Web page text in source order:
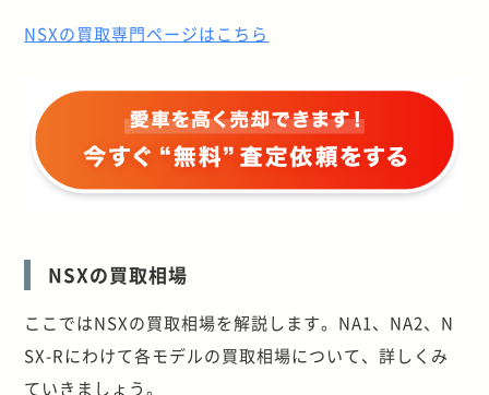
NSXの買取専門ページはこちら
NSXの買取相場
ここではNSXの買取相場を解説します。NA1、NA2、N
SX-Rにわけて各モデルの買取相場について、詳しくみ
ていきましょう。